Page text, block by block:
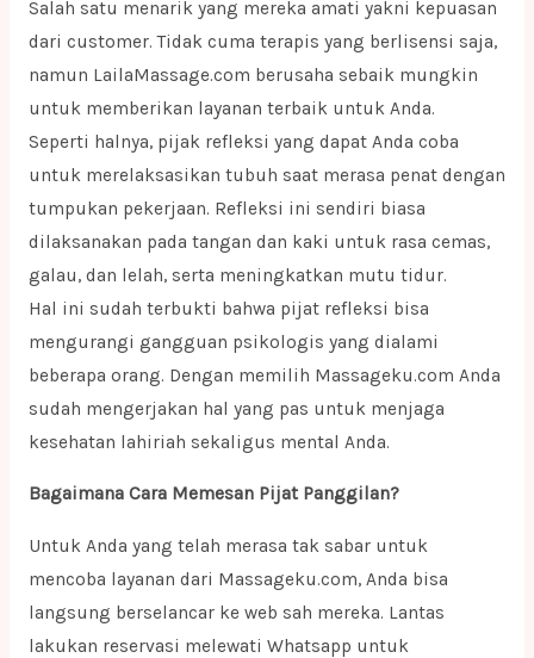
Salah satu menarik yang mereka amati yakni kepuasan
dari customer. Tidak cuma terapis yang berlisensi saja,
namun LailaMassage.com berusaha sebaik mungkin
untuk memberikan layanan terbaik untuk Anda.
Seperti halnya, pijak refleksi yang dapat Anda coba
untuk merelaksasikan tubuh saat merasa penat dengan
tumpukan pekerjaan. Refleksi ini sendiri biasa
dilaksanakan pada tangan dan kaki untuk rasa cemas,
galau, dan lelah, serta meningkatkan mutu tidur.
Hal ini sudah terbukti bahwa pijat refleksi bisa
mengurangi gangguan psikologis yang dialami
beberapa orang. Dengan memilih Massageku.com Anda
sudah mengerjakan hal yang pas untuk menjaga
kesehatan lahiriah sekaligus mental Anda.
Bagaimana Cara Memesan Pijat Panggilan?
Untuk Anda yang telah merasa tak sabar untuk
mencoba layanan dari Massageku.com, Anda bisa
langsung berselancar ke web sah mereka. Lantas
lakukan reservasi melewati Whatsapp untuk